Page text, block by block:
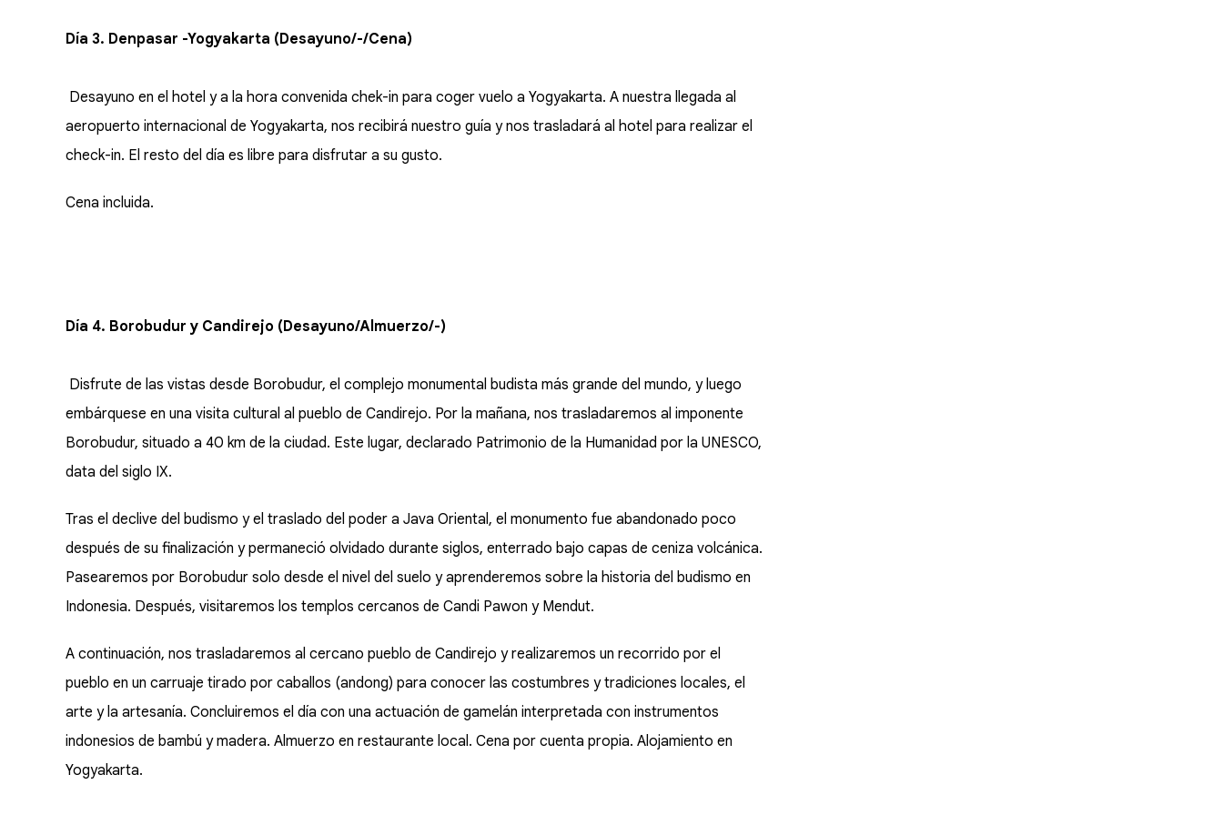
Día 3. Denpasar -Yogyakarta (Desayuno/-/Cena)
Desayuno en el hotel y a la hora convenida chek-in para coger vuelo a Yogyakarta. A nuestra llegada al
aeropuerto internacional de Yogyakarta, nos recibirá nuestro guía y nos trasladará al hotel para realizar el
check-in. El resto del día es libre para disfrutar a su gusto.
Cena incluida.
Día 4. Borobudur y Candirejo (Desayuno/Almuerzo/-)
Disfrute de las vistas desde Borobudur, el complejo monumental budista más grande del mundo, y luego
embárquese en una visita cultural al pueblo de Candirejo. Por la mañana, nos trasladaremos al imponente
Borobudur, situado a 40 km de la ciudad. Este lugar, declarado Patrimonio de la Humanidad por la UNESCO,
data del siglo IX.
Tras el declive del budismo y el traslado del poder a Java Oriental, el monumento fue abandonado poco
después de su finalización y permaneció olvidado durante siglos, enterrado bajo capas de ceniza volcánica.
Pasearemos por Borobudur solo desde el nivel del suelo y aprenderemos sobre la historia del budismo en
Indonesia. Después, visitaremos los templos cercanos de Candi Pawon y Mendut.
A continuación, nos trasladaremos al cercano pueblo de Candirejo y realizaremos un recorrido por el
pueblo en un carruaje tirado por caballos (andong) para conocer las costumbres y tradiciones locales, el
arte y la artesanía. Concluiremos el día con una actuación de gamelán interpretada con instrumentos
indonesios de bambú y madera. Almuerzo en restaurante local. Cena por cuenta propia. Alojamiento en
Yogyakarta.